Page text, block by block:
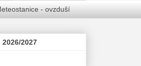
- ovzduší
2027